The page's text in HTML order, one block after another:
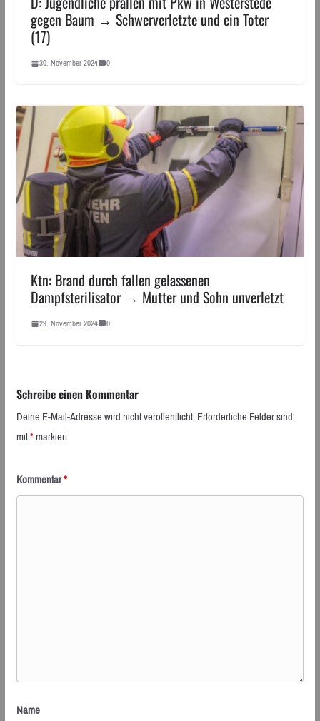
gegen Baum → Schwerverletzte und ein Toter
(17)
30. November 2024 0
Ktn: Brand durch fallen gelassenen
Dampfsterilisator → Mutter und Sohn unverletzt
29. November 2024 0
Schreibe einen Kommentar
Deine E-Mail-Adresse wird nicht veröffentlicht.Erforderliche Felder sind
mit*markiert
Kommentar*
Name